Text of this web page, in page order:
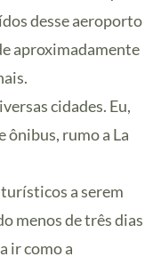
desse aeroporto
aproximadamente
cidades. Eu,
ônibus, rumo a La
a serem
menos de três dias
ir como a